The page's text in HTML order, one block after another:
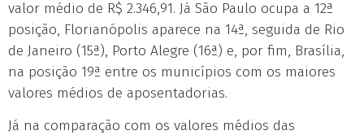
valor médio de R$ 2.346,91. Já São Paulo ocupa a 12ª
posição, Florianópolis aparece na 14ª, seguida de Rio
de Janeiro (15ª), Porto Alegre (16ª) e, por fim, Brasília,
na posição 19ª entre os municípios com os maiores
valores médios de aposentadorias.
Já na comparação com os valores médios das